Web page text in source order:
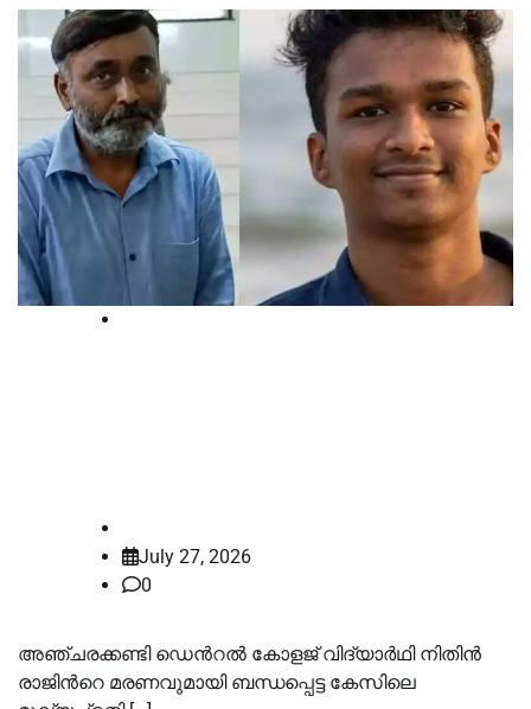
July 27, 2026
0
അഞ്ചരക്കണ്ടി ഡെന്‍റല്‍ കോളജ് വിദ്യാർഥി നിതിൻ
രാജിന്‍റെ മരണവുമായി ബന്ധപ്പെട്ട കേസിലെ